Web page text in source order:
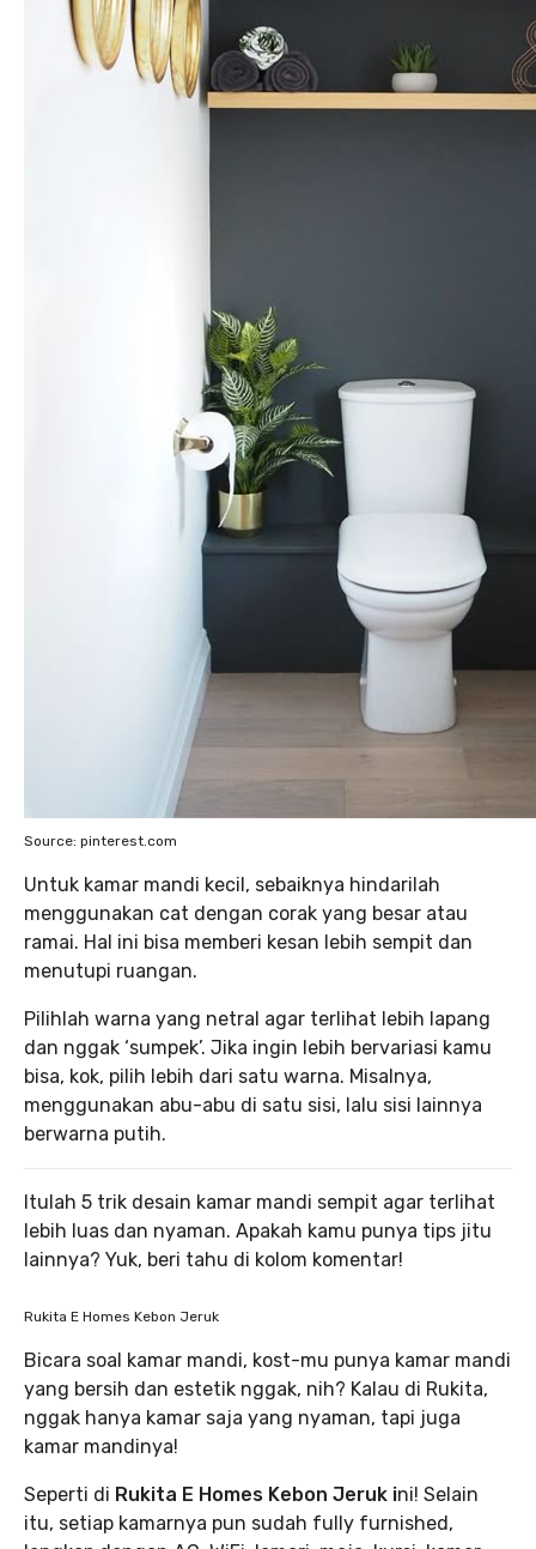
Source: pinterest.com
Untuk kamar mandi kecil, sebaiknya hindarilah
menggunakan cat dengan corak yang besar atau
ramai. Hal ini bisa memberi kesan lebih sempit dan
menutupi ruangan.
Pilihlah warna yang netral agar terlihat lebih lapang
dan nggak ‘sumpek’. Jika ingin lebih bervariasi kamu
bisa, kok, pilih lebih dari satu warna. Misalnya,
menggunakan abu-abu di satu sisi, lalu sisi lainnya
berwarna putih.
Itulah 5 trik desain kamar mandi sempit agar terlihat
lebih luas dan nyaman. Apakah kamu punya tips jitu
lainnya? Yuk, beri tahu di kolom komentar!
Rukita E Homes Kebon Jeruk
Bicara soal kamar mandi, kost-mu punya kamar mandi
yang bersih dan estetik nggak, nih? Kalau di Rukita,
nggak hanya kamar saja yang nyaman, tapi juga
kamar mandinya!
Seperti di Rukita E Homes Kebon Jeruk ini! Selain
itu, setiap kamarnya pun sudah fully furnished,